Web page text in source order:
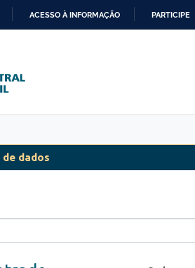
ACESSO À INFORMAÇÃO PARTICIPE
dados